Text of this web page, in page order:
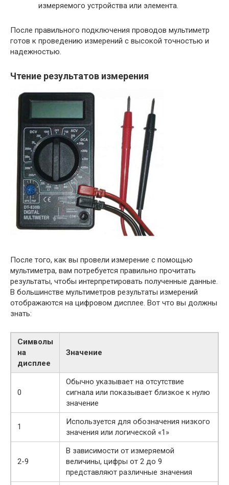
измеряемого устройства или элемента.
После правильного подключения проводов мультиметр
готов к проведению измерений с высокой точностью и
надежностью.
Чтение результатов измерения
После того, как вы провели измерение с помощью
мультиметра, вам потребуется правильно прочитать
результаты, чтобы интерпретировать полученные данные.
В большинстве мультиметров результаты измерений
отображаются на цифровом дисплее. Вот что вы должны
знать:
Символы
на
дисплее
Значение
0
Обычно указывает на отсутствие
сигнала или показывает близкое к нулю
значение
1
Используется для обозначения низкого
значения или логической «1»
2-9
В зависимости от измеряемой
величины, цифры от 2 до 9
представляют различные значения